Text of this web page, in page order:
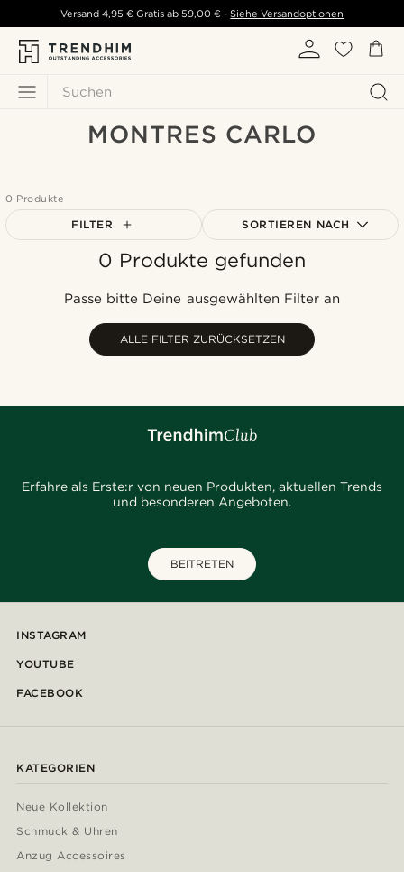
Suchen
Versand 4,95 € Gratis ab59,00 € - Siehe Versandoptionen
MONTRES CARLO
0 Produkte
FILTER SORTIEREN NACH
Am Beliebtesten
Höchster Preis
0 Produkte gefunden
Passe bitte Deine ausgewählten Filter an
ALLE FILTER ZURÜCKSETZEN
Erfahre als Erste:r von neuen Produkten, aktuellen Trends
und besonderen Angeboten.
BEITRETEN
INSTAGRAM
YOUTUBE
FACEBOOK
KATEGORIEN
Neue Kollektion
Schmuck & Uhren
Anzug Accessoires